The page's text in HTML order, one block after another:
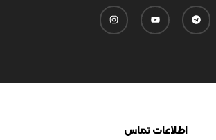
اطلاعات تماس